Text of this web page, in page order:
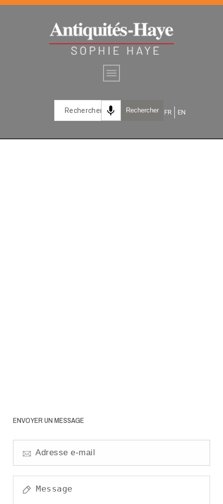
Rechercher
mic FR EN
ENVOYER UN MESSAGE